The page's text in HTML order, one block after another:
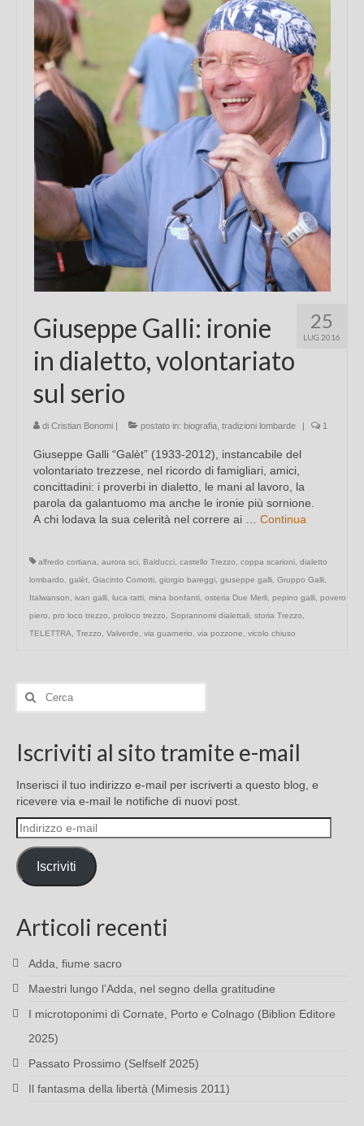
Chi sono
FAQ
Contatti
25
LUG 2016
Giuseppe Galli: ironie
in dialetto, volontariato
sul serio
di Cristian Bonomi | postato in: biografia tradizioni lombarde | 1
Giuseppe Galli “Galèt” (1933-2012), instancabile del
volontariato trezzese, nel ricordo di famigliari, amici,
concittadini: i proverbi in dialetto, le mani al lavoro, la
parola da galantuomo ma anche le ironie più sornione.
A chi lodava la sua celerità nel correre ai … Continua
alfredo cortiana aurora sci Balducci castello Trezzo coppa scarioni dialetto
lombardo
galèt Giacinto Comotti giorgio bareggi giuseppe galli Gruppo Galli
Italwanson
ivan galli luca ratti mina bonfanti osteria Due Merli pepino galli povero
piero
pro loco trezzo proloco trezzo Soprannomi dialettali storia Trezzo
TELETTRA
Trezzo Valverde via guarnerio via pozzone vicolo chiuso
Cerca:
Iscriviti al sito tramite e-mail
Inserisci il tuo indirizzo e-mail per iscriverti a questo blog, e
ricevere via e-mail le notifiche di nuovi post.
Indirizzo
e-
mail
Iscriviti
Articoli recenti
Adda, fiume sacro
Maestri lungo l’Adda, nel segno della gratitudine
I microtoponimi di Cornate, Porto e Colnago (Biblion Editore
2025)
Passato Prossimo (Selfself 2025)
Il fantasma della libertà (Mimesis 2011)